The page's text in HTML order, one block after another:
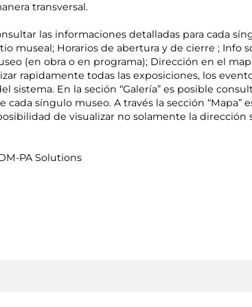
transversal.
las informaciones detalladas para cada
museal; Horarios de abertura y de cierre ; Info
(en obra o en programa); Dirección en el
rapidamente todas las exposiciones, los
sistema. En la seción “Galería” es posible
síngulo museo. A través la sección “Mapa”
de visualizar no solamente la
PA Solutions